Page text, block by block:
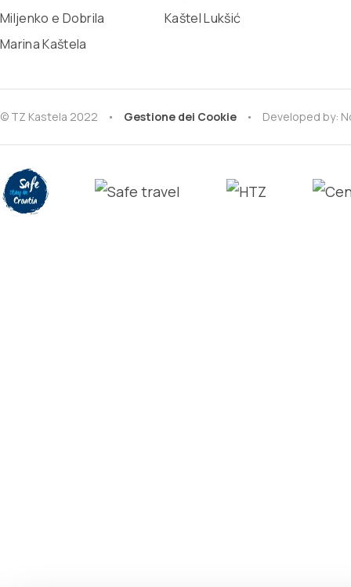
Miljenko e Dobrila
Marina Kaštela
Kaštel Lukšić
© TZ Kastela 2022 Gestione dei Cookie Developed by: